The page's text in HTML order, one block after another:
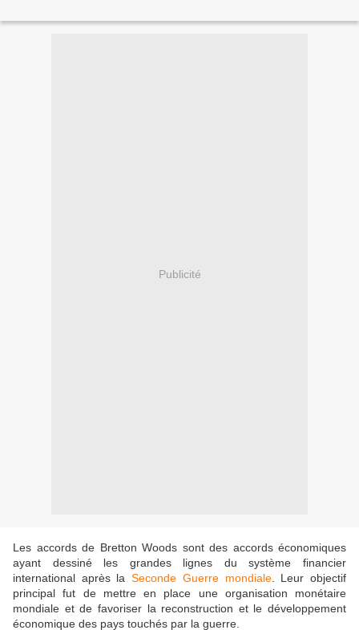
Publicité
Les accords de Bretton Woods sont des accords économiques
ayant dessiné les grandes lignes du système financier
international après laSeconde Guerre mondiale. Leur objectif
principal fut de mettre en place une organisation monétaire
mondiale et de favoriser la reconstruction et le développement
économique des pays touchés par la guerre.